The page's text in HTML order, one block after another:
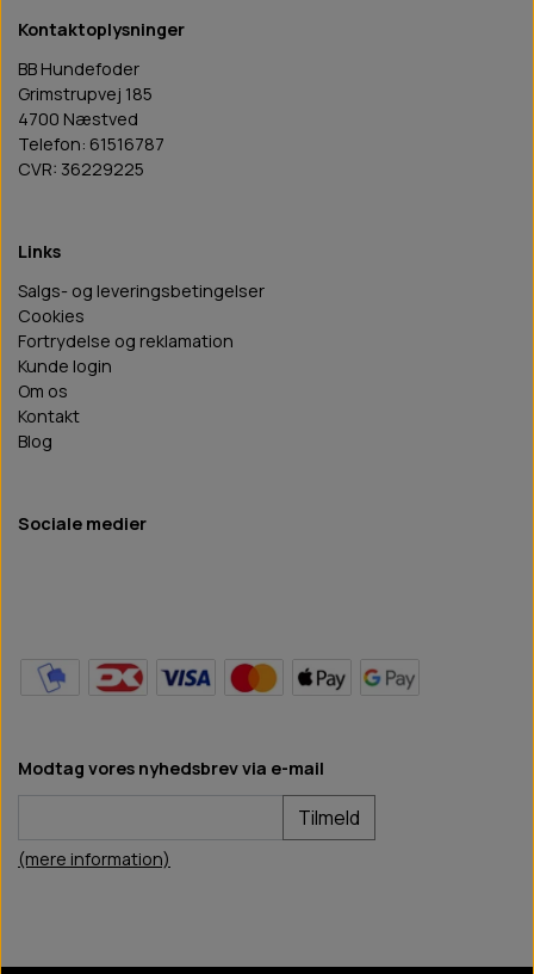
Kontaktoplysninger
BB Hundefoder
Grimstrupvej 185
4700 Næstved
Telefon: 61516787
CVR: 36229225
Links
Salgs- og leveringsbetingelser
Cookies
Fortrydelse og reklamation
Kunde login
Om os
Kontakt
Blog
Sociale medier
Modtag vores nyhedsbrev via e-mail
Tilmeld
(mere information)